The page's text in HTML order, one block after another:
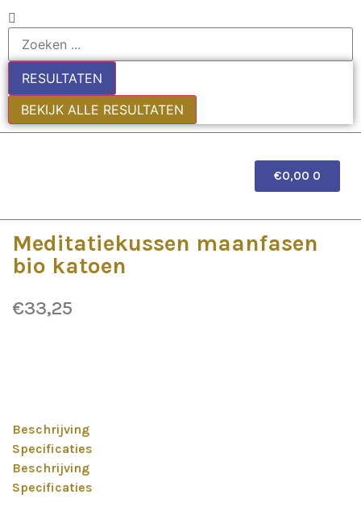
RESULTATEN
BEKIJK ALLE RESULTATEN
€0,00 0
Meditatiekussen maanfasen
bio katoen
€33,25
Beschrijving
Specificaties
Beschrijving
Specificaties